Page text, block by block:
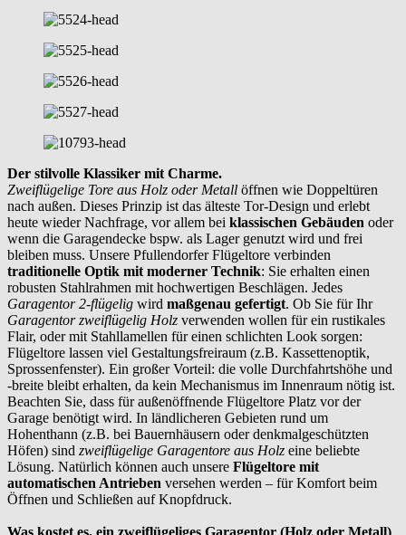
Der stilvolle Klassiker mit Charme.
Zweiflügelige Tore aus Holz oder Metall öffnen wie Doppeltüren
nach außen. Dieses Prinzip ist das älteste Tor-Design und erlebt
heute wieder Nachfrage, vor allem bei klassischen Gebäuden oder
wenn die Garagendecke bspw. als Lager genutzt wird und frei
bleiben muss. Unsere Pfullendorfer Flügeltore verbinden
traditionelle Optik mit moderner Technik: Sie erhalten einen
robusten Stahlrahmen mit hochwertigen Beschlägen. Jedes
Garagentor 2-flügelig wird maßgenau gefertigt. Ob Sie für Ihr
Garagentor zweiflügelig Holz verwenden wollen für ein rustikales
Flair, oder mit Stahllamellen für einen schlichten Look sorgen:
Flügeltore lassen viel Gestaltungsfreiraum (z.B. Kassettenoptik,
Sprossenfenster). Ein großer Vorteil: die volle Durchfahrtshöhe und
-breite bleibt erhalten, da kein Mechanismus im Innenraum nötig ist.
Beachten Sie, dass für außenöffnende Flügeltore Platz vor der
Garage benötigt wird. In ländlicheren Gebieten rund um
Hohenthann (z.B. bei Bauernhäusern oder denkmalgeschützten
Höfen) sind zweiflügelige Garagentore aus Holz eine beliebte
Lösung. Natürlich können auch unsere Flügeltore mit
automatischen Antrieben versehen werden – für Komfort beim
Öffnen und Schließen auf Knopfdruck.